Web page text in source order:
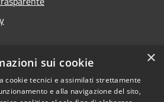
×
sui cookie
cookie tecnici e assimilati strettamente
e alla navigazione del sito,